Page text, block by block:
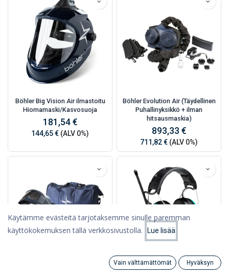
Suosituimmat
Category
Böhler Big Vision Air ilmastoitu
Hiomamaski/Kasvosuoja
181,54 €
144,65 € (ALV 0%)
Böhler Evolution Air (Täydellinen
Puhallinyksikkö + ilman
hitsausmaskia)
893,33 €
711,82 € (ALV 0%)
3M Peltor WS Alert XP+
Käytämme evästeitä tarjotaksemme sinulle paremman
käyttökokemuksen tällä verkkosivustolla.
Lue lisää
Vain välttämättömät Hyväksyn